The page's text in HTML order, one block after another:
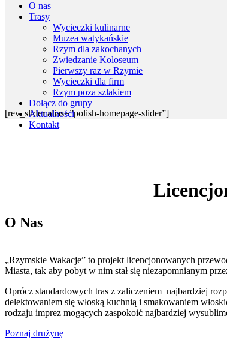
O nas
Trasy
Wycieczki kulinarne
Muzea watykańskie
Rzym dla zakochanych
Zwiedzanie Koloseum
Pierwszy raz w Rzymie
Wycieczki dla firm
Rzym poza szlakiem
Dołącz do grupy
Aktualności
Kontakt
[rev_slider alias=”polish-homepage-slider”]
O Nas
„Rzymskie Wakacje” to projekt licencjonowanych
Miasta, tak aby pobyt w nim stał się niezapomnianym
Oprócz standardowych tras z zaliczeniem najbardziej
delektowaniem się włoską kuchnią i smakowaniem
rodzaju imprez mogących zaspokoić najbardziej
Poznaj drużynę